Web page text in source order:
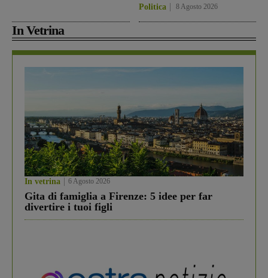
Politica 8 Agosto 2026
In Vetrina
In vetrina 6 Agosto 2026
Gita di famiglia a Firenze: 5 idee per far
divertire i tuoi figli